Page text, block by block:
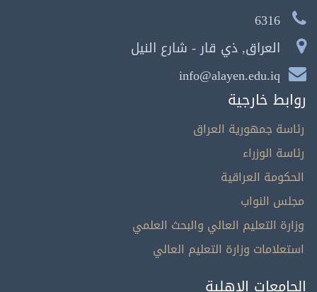
6316
العراق, ذي قار - شارع النيل
info@alayen.edu.iq
روابط خارجية
رئاسة جمهورية العراق
رئاسة الوزراء
الحكومة العراقية
مجلس النواب
وزارة التعليم العالي والبحث العلمي
استعلامات وزارة التعليم العالي
الجامعات الاهلية